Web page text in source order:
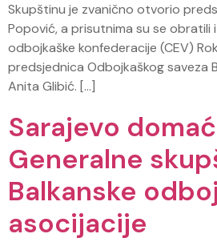
Skupštinu je zvanično otvorio
Popović, a prisutnima su se obratili
odbojkaške konfederacije (CEV)
predsjednica Odbojkaškog saveza
Anita Glibić. […]
Sarajevo
Generalne
Balkanske
asocijacije